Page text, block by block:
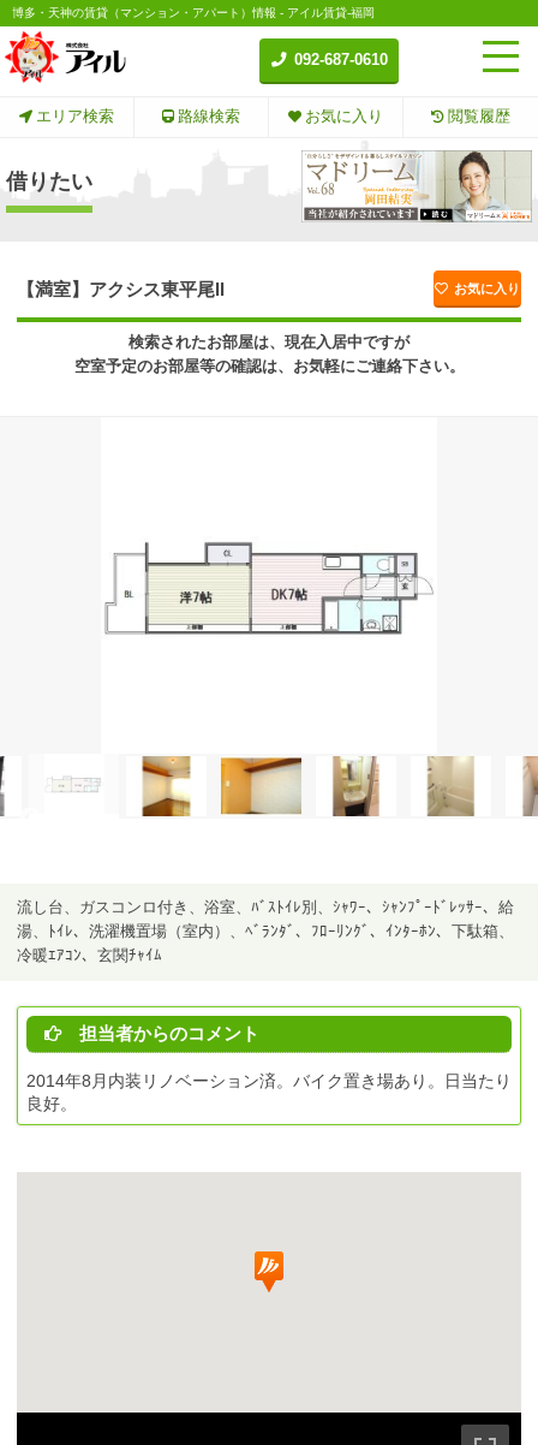
博多・天神の賃貸（マンション・アパート）情報 - アイル賃貸-福岡
092-687-0610
エリア検索 路線検索 お気に入り 閲覧履歴
借りたい
【満室】アクシス東平尾II お気に入り
検索されたお部屋は、現在入居中ですが
空室予定のお部屋等の確認は、お気軽にご連絡下さい。
流し台、ガスコンロ付き、浴室、ﾊﾞｽﾄｲﾚ別、ｼｬﾜｰ、ｼｬﾝﾌﾟｰﾄﾞﾚｯｻｰ、給
湯、ﾄｲﾚ、洗濯機置場（室内）、ﾍﾞﾗﾝﾀﾞ、ﾌﾛｰﾘﾝｸﾞ、ｲﾝﾀｰﾎﾝ、下駄箱、
冷暖ｴｱｺﾝ、玄関ﾁｬｲﾑ
担当者からのコメント
2014年8月内装リノベーション済。バイク置き場あり。日当たり
良好。